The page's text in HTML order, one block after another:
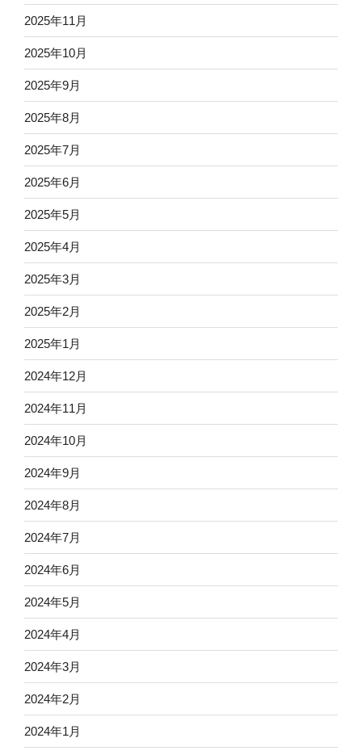
2025年11月
2025年10月
2025年9月
2025年8月
2025年7月
2025年6月
2025年5月
2025年4月
2025年3月
2025年2月
2025年1月
2024年12月
2024年11月
2024年10月
2024年9月
2024年8月
2024年7月
2024年6月
2024年5月
2024年4月
2024年3月
2024年2月
2024年1月